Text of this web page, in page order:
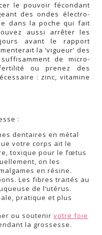
le pouvoir fécondant
des ondes électro-
dans la poche qui fait
aussi arrêter les
avant le rapport
la ‘vigueur’ des
de micro-
ou prenez des
: zinc, vitamine
:
dentaires en métal
votre corps ait le
toxique pour le fœtus
on les
en résine.
Les fibres traités au
de l’utérus.
pratique et plus
ou soutenirvotre foie
la grossesse.